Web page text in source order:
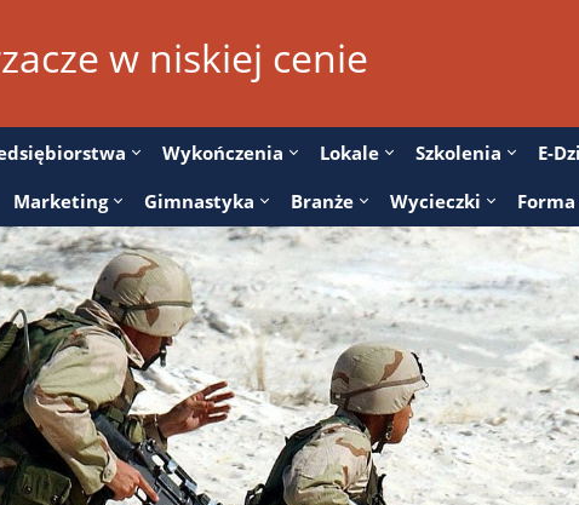
w niskiej cenie
Wykończenia Lokale Szkolenia E-
Marketing Gimnastyka Branże Wycieczki Forma